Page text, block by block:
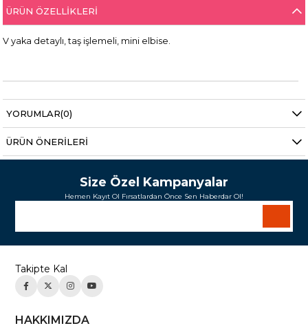
ÜRÜN ÖZELLIKLERI
V yaka detaylı, taş işlemeli, mini elbise.
YORUMLAR(0)
ÜRÜN ÖNERILERI
Size Özel Kampanyalar
Hemen Kayıt Ol Fırsatlardan Önce Sen Haberdar Ol!
Takipte Kal
HAKKIMIZDA